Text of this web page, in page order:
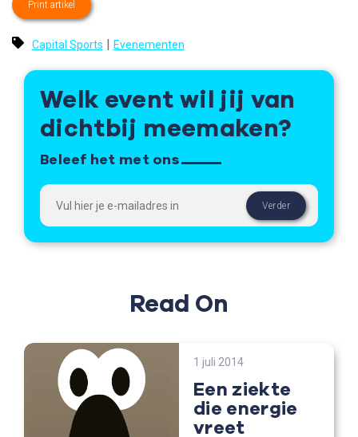
Print artikel
Capital Sports Evenementen
Welk event wil jij van
dichtbij meemaken?
Beleef het met ons
Read On
1 juli 2014
Een ziekte
die energie
vreet